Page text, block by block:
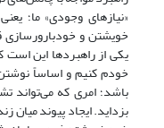
«نیازهای وجودی» ما؛
خویشتن و
یکی از راهبردها این
خودم کنیم و اساساً
باشد؛ امری که می‌تواند
بزداید. ایجاد پیوند